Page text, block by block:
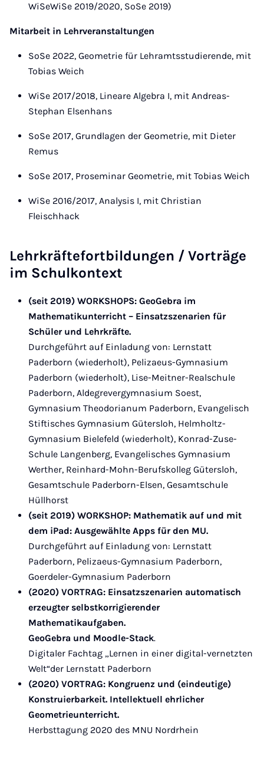
WiSeWiSe 2019/2020, SoSe 2019)
Mitarbeit in Lehrveranstaltungen
SoSe 2022, Geometrie für Lehramtsstudierende, mit
Tobias Weich
WiSe 2017/2018, Lineare Algebra I, mit Andreas-
Stephan Elsenhans
SoSe 2017, Grundlagen der Geometrie, mit Dieter
Remus
SoSe 2017, Proseminar Geometrie, mit Tobias Weich
WiSe 2016/2017, Analysis I, mit Christian
Fleischhack
Lehrkräftefortbildungen / Vorträge
im Schulkontext
(seit 2019) WORKSHOPS: GeoGebra im
Mathematikunterricht – Einsatzszenarien für
Schüler und Lehrkräfte.
Durchgeführt auf Einladung von: Lernstatt
Paderborn (wiederholt), Pelizaeus-Gymnasium
Paderborn (wiederholt), Lise-Meitner-Realschule
Paderborn, Aldegrevergymnasium Soest,
Gymnasium Theodorianum Paderborn, Evangelisch
Stiftisches Gymnasium Gütersloh, Helmholtz-
Gymnasium Bielefeld (wiederholt), Konrad-Zuse-
Schule Langenberg, Evangelisches Gymnasium
Werther, Reinhard-Mohn-Berufskolleg Gütersloh,
Gesamtschule Paderborn-Elsen, Gesamtschule
Hüllhorst
(seit 2019) WORKSHOP: Mathematik auf und mit
dem iPad: Ausgewählte Apps für den MU.
Durchgeführt auf Einladung von: Lernstatt
Paderborn, Pelizaeus-Gymnasium Paderborn,
Goerdeler-Gymnasium Paderborn
(2020) VORTRAG: Einsatzszenarien automatisch
erzeugter selbstkorrigierender
Mathematikaufgaben.
GeoGebra und Moodle-Stack.
Digitaler Fachtag „Lernen in einer digital-vernetzten
Welt“der Lernstatt Paderborn
(2020) VORTRAG: Kongruenz und (eindeutige)
Konstruierbarkeit. Intellektuell ehrlicher
Geometrieunterricht.
Herbsttagung 2020 des MNU Nordrhein